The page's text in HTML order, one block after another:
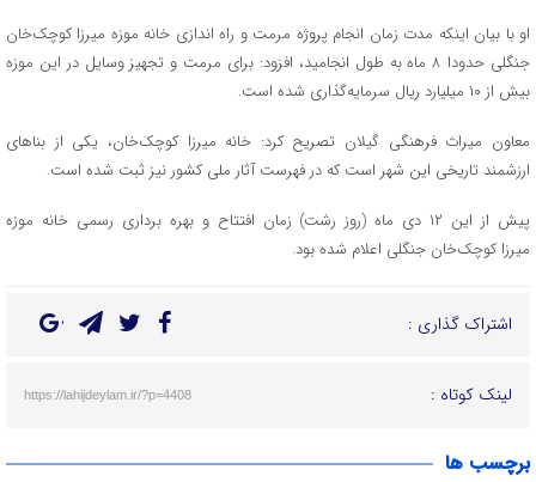
او با بیان اینکه مدت زمان انجام پروژه مرمت و راه اندازی خانه موزه میرزا کوچک‌خان
جنگلی حدودا ۸ ماه به طول انجامید، افزود: برای مرمت و تجهیز وسایل در این موزه
بیش از ۱۰ میلیارد ریال سرمایه‌گذاری شده است.
معاون میراث فرهنگی گیلان تصریح کرد: خانه میرزا کوچک‌خان، یکی از بنا‌های
ارزشمند تاریخی این شهر است که در فهرست آثار ملی کشور نیز ثبت شده است.
پیش از این ۱۲ دی ماه (روز رشت) زمان افتتاح و بهره برداری رسمی خانه موزه
میرزا کوچک‌خان جنگلی اعلام شده بود.
اشتراک گذاری :
لینک کوتاه : https://lahijdeylam.ir/?p=4408
برچسب ها